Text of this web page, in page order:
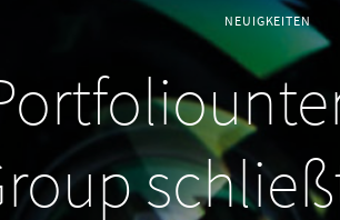
NEUIGKEITEN